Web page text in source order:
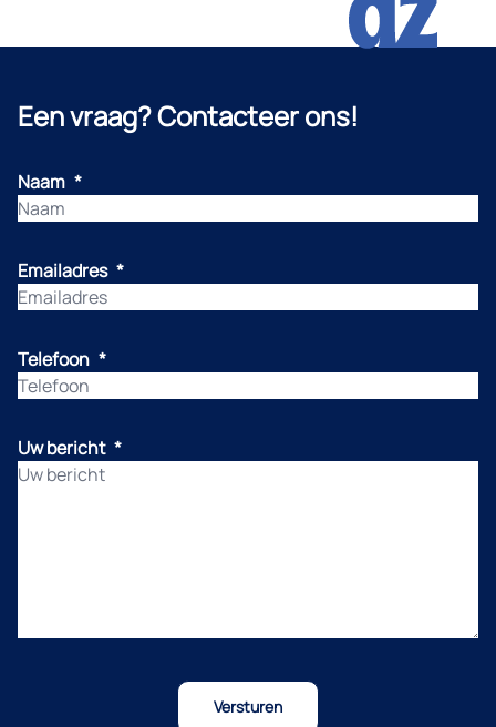
Een vraag? Contacteer ons!
Naam *
Emailadres *
Telefoon *
Uw bericht *